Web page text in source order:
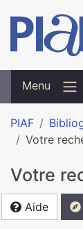
Menu
PIAF
Votre
Votre
Aide